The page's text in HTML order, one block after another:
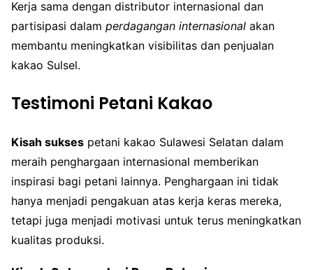
Kerja sama dengan distributor internasional dan
partisipasi dalam perdagangan internasional akan
membantu meningkatkan visibilitas dan penjualan
kakao Sulsel.
Testimoni Petani Kakao
Kisah sukses petani kakao Sulawesi Selatan dalam
meraih penghargaan internasional memberikan
inspirasi bagi petani lainnya. Penghargaan ini tidak
hanya menjadi pengakuan atas kerja keras mereka,
tetapi juga menjadi motivasi untuk terus meningkatkan
kualitas produksi.